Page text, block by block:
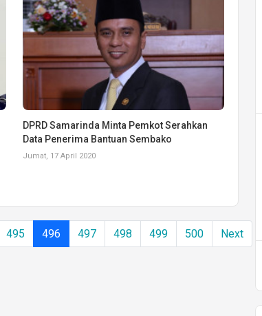
DPRD Samarinda Minta Pemkot Serahkan
Data Penerima Bantuan Sembako
Jumat, 17 April 2020
495 496 497 498 499 500 Next